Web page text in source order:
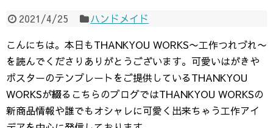
2021/4/25
ハンドメイド
こんにちは。本日もTHANKYOU WORKS〜工作つれづれ〜
を読んでくださりありがとうございます。可愛いはがきや
ポスターのテンプレートをご提供しているTHANKYOU
WORKSが綴るこちらのブログではTHANKYOU WORKSの
新商品情報や誰でもオシャレに可愛く出来ちゃう工作アイ